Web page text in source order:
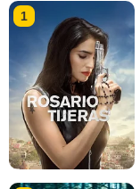
1